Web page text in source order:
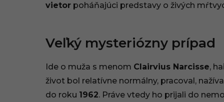
0
6
,
vietor poháňajúci predstavy o živých
Veľký mysteriózny prípad
Ide o muža s menom Clairvius Narcisse,
život bol relatívne normálny, pracoval,
do roku 1962. Práve vtedy ho prijali do